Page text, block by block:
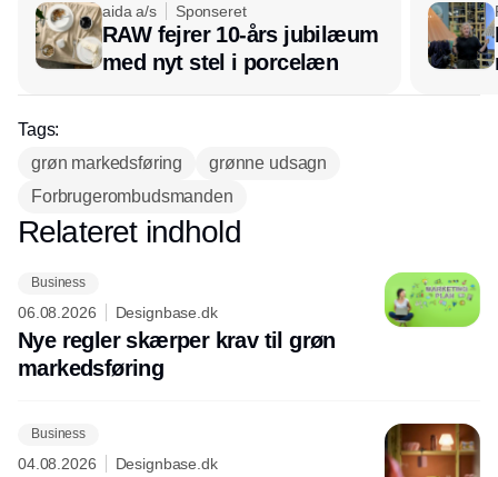
aida a/s Sponseret
RAW fejrer 10-års jubilæum
med nyt stel i porcelæn
Tags:
grøn markedsføring
grønne udsagn
Forbrugerombudsmanden
Annonce
Relateret indhold
Business
06.08.2026 Designbase.dk
Nye regler skærper krav til grøn
markedsføring
Business
04.08.2026 Designbase.dk